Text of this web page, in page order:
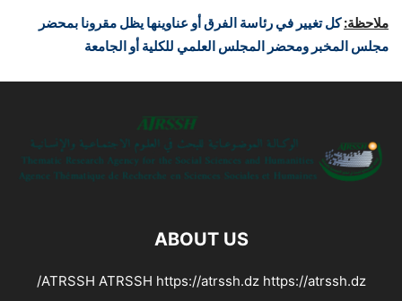
ملاحظة: كل تغيير في رئاسة الفرق أو عناوينها يظل مقرونا بمحضر
مجلس المخبر ومحضر المجلس العلمي للكلية أو الجامعة
ABOUT US
ATRSSH ATRSSH https://atrssh.dz https://atrssh.dz/